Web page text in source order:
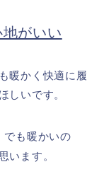
がいい
暖かく快適に履
しいです。
でも暖かいの
います。